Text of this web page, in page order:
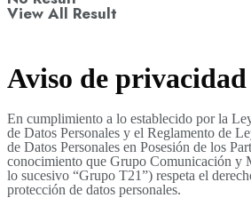
View All Result
Aerolíneas
Aeronáutica
Aviso de privacidad
En cumplimiento a lo establecido por la
de Datos Personales y el Reglamento de
de Datos Personales en Posesión de los
conocimiento que Grupo Comunicación y
lo sucesivo “Grupo T21”) respeta el
protección de datos personales.